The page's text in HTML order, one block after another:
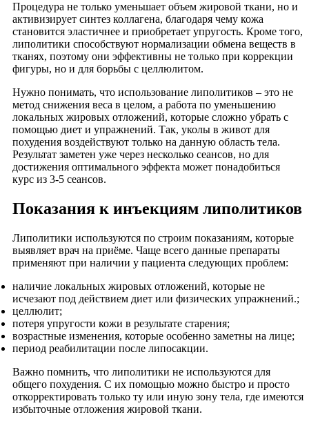
Процедура не только уменьшает объем жировой ткани, но и
активизирует синтез коллагена, благодаря чему кожа
становится эластичнее и приобретает упругость. Кроме того,
липолитики способствуют нормализации обмена веществ в
тканях, поэтому они эффективны не только при коррекции
фигуры, но и для борьбы с целлюлитом.
Нужно понимать, что использование липолитиков – это не
метод снижения веса в целом, а работа по уменьшению
локальных жировых отложений, которые сложно убрать с
помощью диет и упражнений. Так, уколы в живот для
похудения воздействуют только на данную область тела.
Результат заметен уже через несколько сеансов, но для
достижения оптимального эффекта может понадобиться
курс из 3-5 сеансов.
Показания к инъекциям липолитиков
Липолитики используются по строим показаниям, которые
выявляет врач на приёме. Чаще всего данные препараты
применяют при наличии у пациента следующих проблем:
наличие локальных жировых отложений, которые не
исчезают под действием диет или физических упражнений.;
целлюлит;
потеря упругости кожи в результате старения;
возрастные изменения, которые особенно заметны на лице;
период реабилитации после липосакции.
Важно помнить, что липолитики не используются для
общего похудения. С их помощью можно быстро и просто
откорректировать только ту или иную зону тела, где имеются
избыточные отложения жировой ткани.